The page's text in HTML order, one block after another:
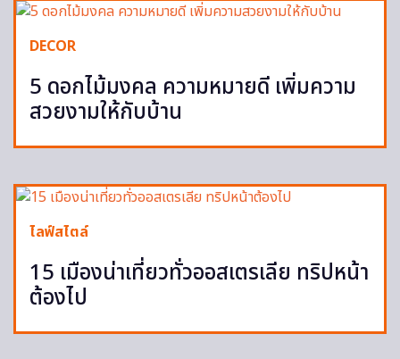
DECOR
5 ดอกไม้มงคล ความหมายดี เพิ่มความ
สวยงามให้กับบ้าน
ไลฟ์สไตล์
15 เมืองน่าเที่ยวทั่วออสเตรเลีย ทริปหน้า
ต้องไป